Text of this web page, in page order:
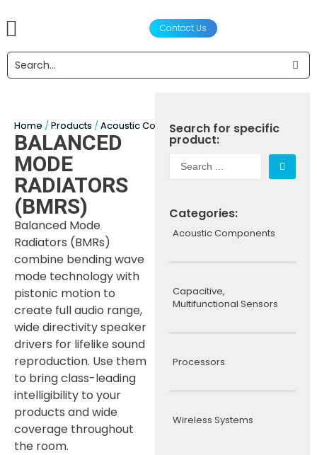
Contact Us
Home /Products /Acoustic Components/ Speakers/ BMR
BALANCED
MODE
RADIATORS
(BMRS)
Balanced Mode
Radiators (BMRs)
combine bending wave
mode technology with
pistonic motion to
create full audio range,
wide directivity speaker
drivers for lifelike sound
reproduction. Use them
to bring class-leading
intelligibility to your
products and wide
coverage throughout
the room.
Search for specific
product:
Categories:
Acoustic Components
Capacitive,
Multifunctional Sensors
Processors
Wireless Systems